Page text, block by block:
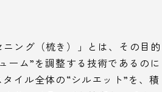
ング（梳き）」とは、その目的
ーム”を調整する技術であるのに
イル全体の“シルエット”を、積